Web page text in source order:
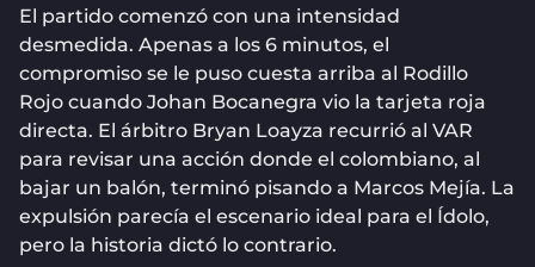
El partido comenzó con una intensidad
desmedida. Apenas a los 6 minutos, el
compromiso se le puso cuesta arriba al Rodillo
Rojo cuando Johan Bocanegra vio la tarjeta roja
directa. El árbitro Bryan Loayza recurrió al VAR
para revisar una acción donde el colombiano, al
bajar un balón, terminó pisando a Marcos Mejía. La
expulsión parecía el escenario ideal para el Ídolo,
pero la historia dictó lo contrario.